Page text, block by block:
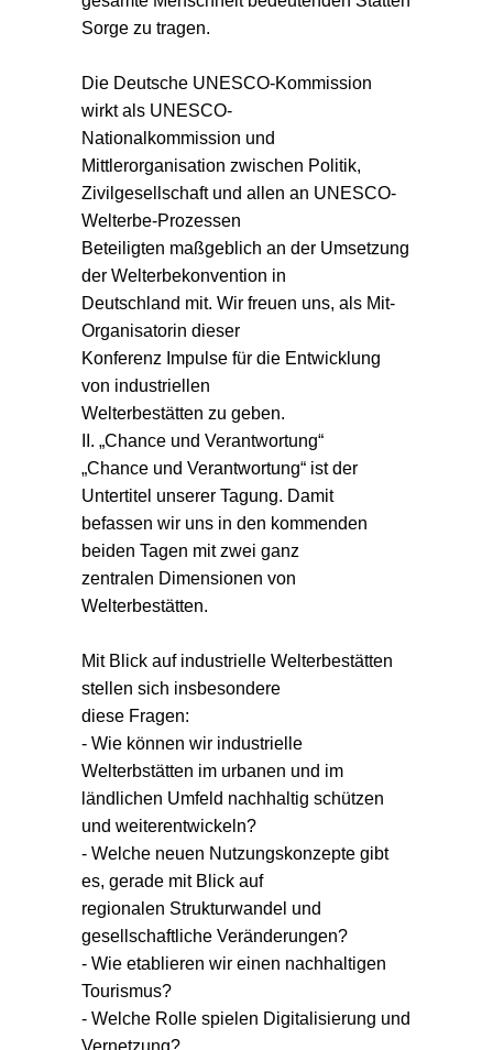
Sorge zu tragen.
Die Deutsche UNESCO-Kommission
wirkt als UNESCO-
Nationalkommission und
Mittlerorganisation zwischen Politik,
Zivilgesellschaft und allen an UNESCO-
Welterbe-Prozessen
Beteiligten maßgeblich an der Umsetzung
der Welterbekonvention in
Deutschland mit. Wir freuen uns, als Mit-
Organisatorin dieser
Konferenz Impulse für die Entwicklung
von industriellen
Welterbestätten zu geben.
II. „Chance und Verantwortung“
Chance und Verantwortung“ ist der
Untertitel unserer Tagung. Damit
befassen wir uns in den kommenden
beiden Tagen mit zwei ganz
zentralen Dimensionen von
Welterbestätten.
Mit Blick auf industrielle Welterbestätten
stellen sich insbesondere
diese Fragen:
- Wie können wir industrielle
Welterbstätten im urbanen und im
ländlichen Umfeld nachhaltig schützen
und weiterentwickeln?
- Welche neuen Nutzungskonzepte gibt
es, gerade mit Blick auf
regionalen Strukturwandel und
gesellschaftliche Veränderungen?
- Wie etablieren wir einen nachhaltigen
Tourismus?
- Welche Rolle spielen Digitalisierung und
Vernetzung?